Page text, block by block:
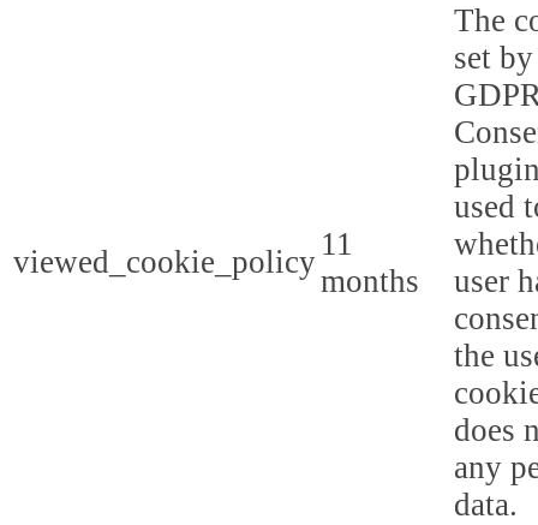
viewed_cookie_policy 11
months
The
set
used
user
the
does
any
data.